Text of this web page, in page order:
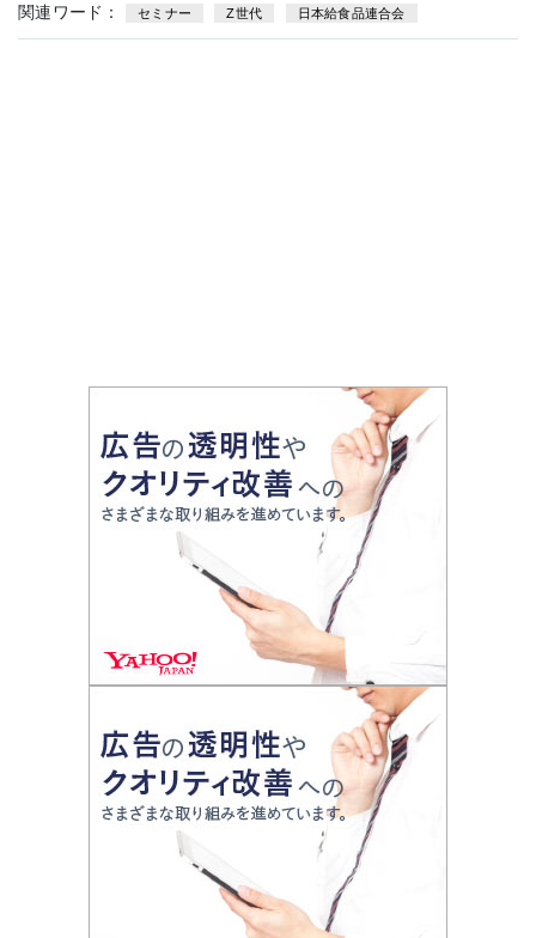
関連ワード： セミナー Z世代 日本給食品連合会